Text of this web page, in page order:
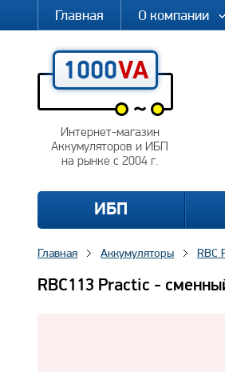
Главная О компании
Интернет-магазин
Аккумуляторов и ИБП
на рынке с 2004 г.
ИБП
Главная Аккумуляторы RBC
RBC113 Practic -